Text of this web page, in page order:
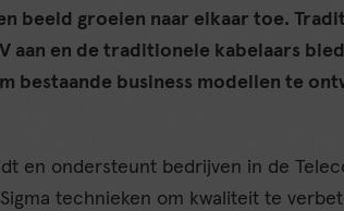
beeld groeien naar elkaar toe.
aan en de traditionele kabelaars
bestaande business modellen te
en ondersteunt bedrijven in de
Sigma technieken om kwaliteit te